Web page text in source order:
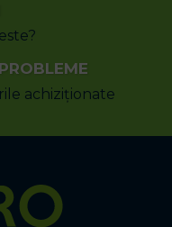
achiziționate